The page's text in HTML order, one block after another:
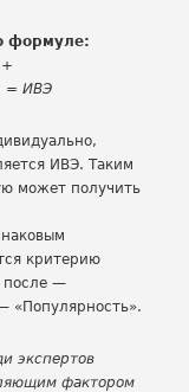
формуле:
= ИВЭ
ИВЭ. Таким
может получить
критерию
после —
«Популярность».
экспертов
фактором